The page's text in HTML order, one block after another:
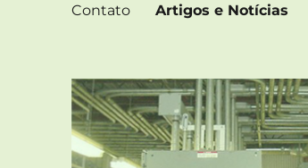
Contato Artigos e Notícias